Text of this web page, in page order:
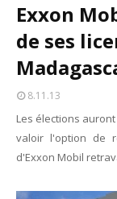
Exxon
de ses
8.11.13
Les élections
valoir l'option de
d'Exxon Mobil